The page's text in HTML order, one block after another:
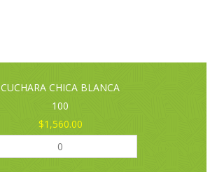
CUCHARA CHICA BLANCA
100
$1,560.00